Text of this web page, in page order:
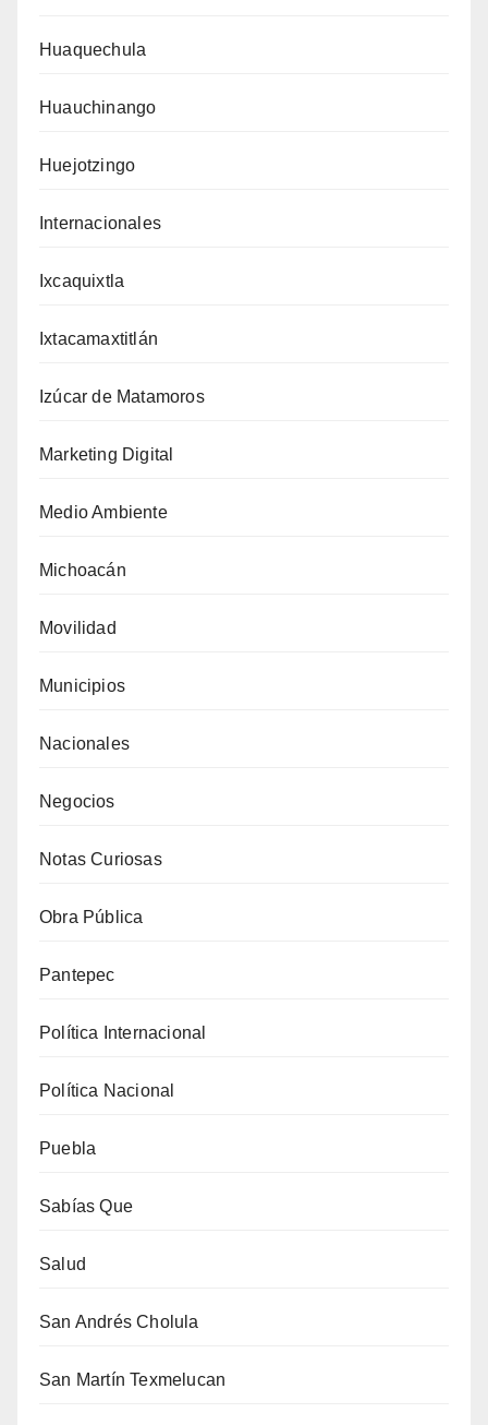
Huaquechula
Huauchinango
Huejotzingo
Internacionales
Ixcaquixtla
Ixtacamaxtitlán
Izúcar de Matamoros
Marketing Digital
Medio Ambiente
Michoacán
Movilidad
Municipios
Nacionales
Negocios
Notas Curiosas
Obra Pública
Pantepec
Política Internacional
Política Nacional
Puebla
Sabías Que
Salud
San Andrés Cholula
San Martín Texmelucan